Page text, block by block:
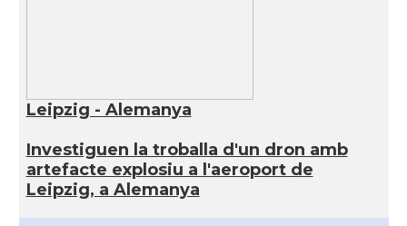
Leipzig - Alemanya
Investiguen la troballa d'un dron amb
artefacte explosiu a l'aeroport de
Leipzig, a Alemanya